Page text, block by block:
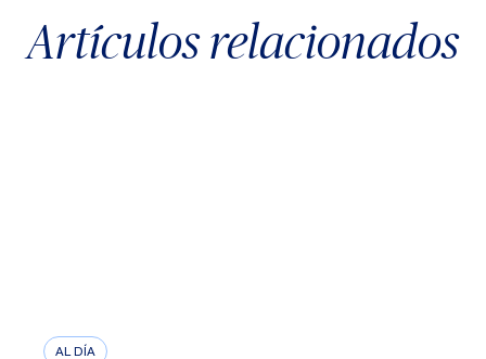
Artículos relacionados
AL DÍA